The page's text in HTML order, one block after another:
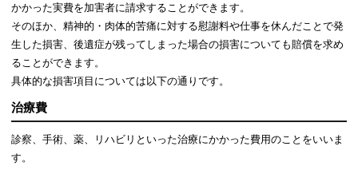
かかった実費を加害者に請求することができます。
そのほか、精神的・肉体的苦痛に対する慰謝料や仕事を休んだことで発
生した損害、後遺症が残ってしまった場合の損害についても賠償を求め
ることができます。
具体的な損害項目については以下の通りです。
治療費
診察、手術、薬、リハビリといった治療にかかった費用のことをいいま
す。